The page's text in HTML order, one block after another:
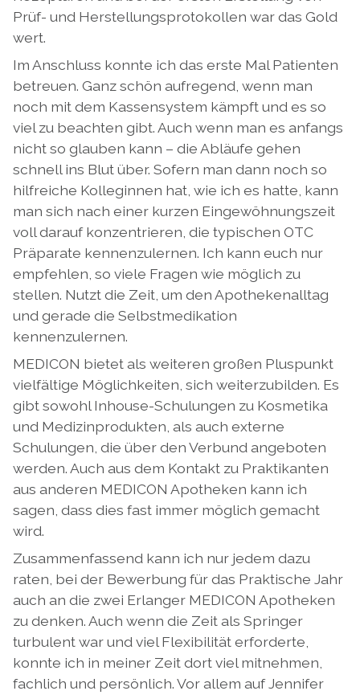
Prüf- und Herstellungsprotokollen war das Gold
wert.
Im Anschluss konnte ich das erste Mal Patienten
betreuen. Ganz schön aufregend, wenn man
noch mit dem Kassensystem kämpft und es so
viel zu beachten gibt. Auch wenn man es anfangs
nicht so glauben kann – die Abläufe gehen
schnell ins Blut über. Sofern man dann noch so
hilfreiche Kolleginnen hat, wie ich es hatte, kann
man sich nach einer kurzen Eingewöhnungszeit
voll darauf konzentrieren, die typischen OTC
Präparate kennenzulernen. Ich kann euch nur
empfehlen, so viele Fragen wie möglich zu
stellen. Nutzt die Zeit, um den Apothekenalltag
und gerade die Selbstmedikation
kennenzulernen.
MEDICON bietet als weiteren großen Pluspunkt
vielfältige Möglichkeiten, sich weiterzubilden. Es
gibt sowohl Inhouse-Schulungen zu Kosmetika
und Medizinprodukten, als auch externe
Schulungen, die über den Verbund angeboten
werden. Auch aus dem Kontakt zu Praktikanten
aus anderen MEDICON Apotheken kann ich
sagen, dass dies fast immer möglich gemacht
wird.
Zusammenfassend kann ich nur jedem dazu
raten, bei der Bewerbung für das Praktische Jahr
auch an die zwei Erlanger MEDICON Apotheken
zu denken. Auch wenn die Zeit als Springer
turbulent war und viel Flexibilität erforderte,
konnte ich in meiner Zeit dort viel mitnehmen,
fachlich und persönlich. Vor allem auf Jennifer